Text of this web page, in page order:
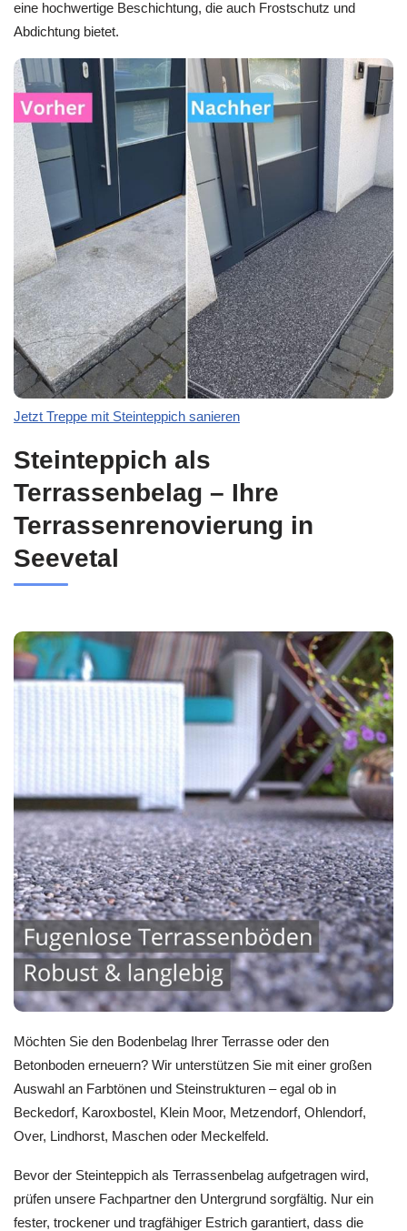
eine hochwertige Beschichtung, die auch Frostschutz und
Abdichtung bietet.
Jetzt Treppe mit Steinteppich sanieren
Steinteppich als
Terrassenbelag – Ihre
Terrassenrenovierung in
Seevetal
Möchten Sie den Bodenbelag Ihrer Terrasse oder den
Betonboden erneuern? Wir unterstützen Sie mit einer großen
Auswahl an Farbtönen und Steinstrukturen – egal ob in
Beckedorf, Karoxbostel, Klein Moor, Metzendorf, Ohlendorf,
Over, Lindhorst, Maschen oder Meckelfeld.
Bevor der Steinteppich als Terrassenbelag aufgetragen wird,
prüfen unsere Fachpartner den Untergrund sorgfältig. Nur ein
fester, trockener und tragfähiger Estrich garantiert, dass die